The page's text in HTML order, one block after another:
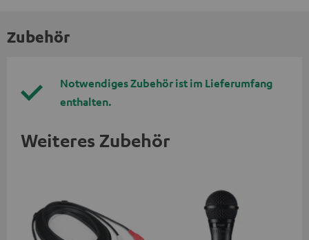
Zubehör
Notwendiges Zubehör ist im Lieferumfang
enthalten.
Weiteres Zubehör